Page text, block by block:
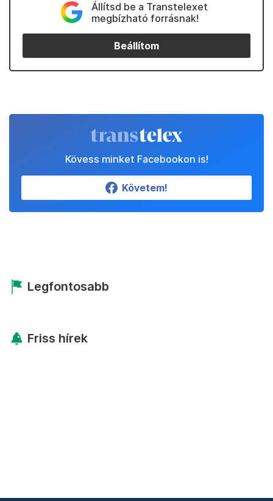
Állítsd be a Transtelexet
megbízható forrásnak!
Beállítom
Kövess minket Facebookon is!
Követem!
Legfontosabb
Friss hírek